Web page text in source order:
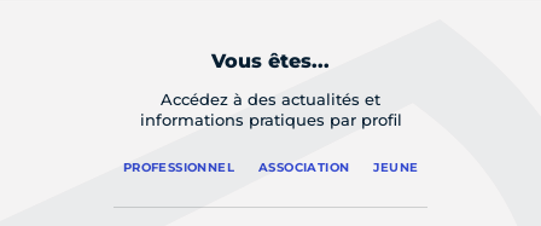
Vous êtes...
Accédez à des actualités et
informations pratiques par profil
PROFESSIONNEL ASSOCIATION JEUNE